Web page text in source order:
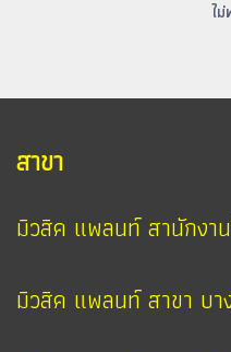
ไ
สาขา
มิวสิค แพลนท์ สานักง
มิวสิค แพลนท์ สาขา บา